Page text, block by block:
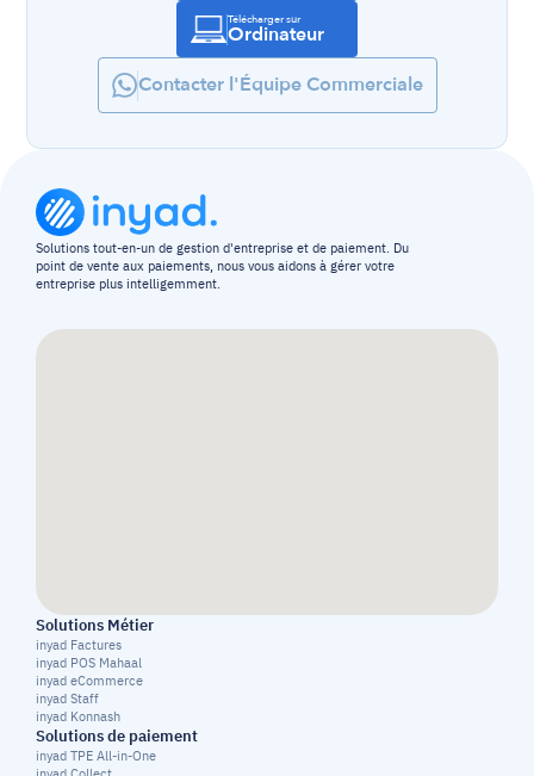
Télécharger sur
Ordinateur
Contacter l'Équipe Commerciale
Solutions tout-en-un de gestion d'entreprise et de paiement. Du
point de vente aux paiements, nous vous aidons à gérer votre
entreprise plus intelligemment.
Solutions Métier
inyad Factures
inyad POS Mahaal
inyad eCommerce
inyad Staff
inyad Konnash
Solutions de paiement
inyad TPE All-in-One